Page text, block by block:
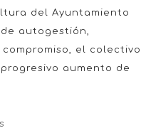
del Ayuntamiento
autogestión,
el colectivo
aumento de